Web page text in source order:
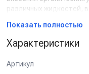
различных жидкостей,
транспортировки, для
емкостей, а также их
Опционно
пневмоуправлением
трансмиссия со
Показать полностью
Характеристики
Артикул